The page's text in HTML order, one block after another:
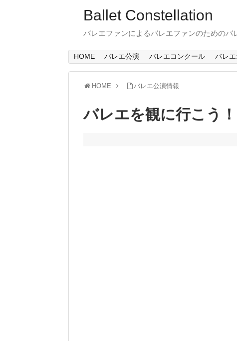
Ballet Constellation
バレエファンによるバレエファンのためのバ
HOME バレエ公演 バレエコンクール バレ
HOME バレエ公演情報
バレエを観に行こう！